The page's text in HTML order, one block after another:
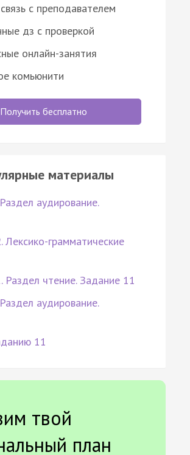
с преподавателем
дз с проверкой
онлайн-занятия
комьюнити
Получить бесплатно
материалы
аудирование.
Лексико-грамматические
Раздел чтение. Задание 11
аудирование.
11
твой
план